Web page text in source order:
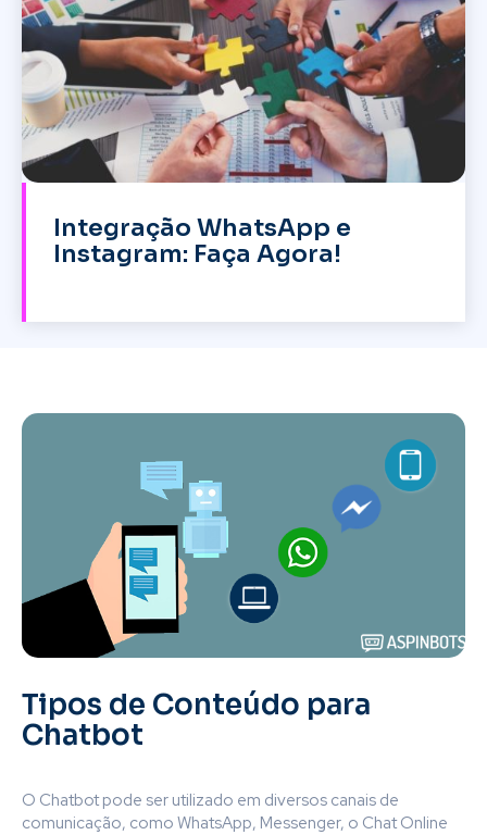
Integração WhatsApp e
Instagram: Faça Agora!
Tipos de Conteúdo para
Chatbot
O Chatbot pode ser utilizado em diversos canais de
comunicação, como WhatsApp, Messenger, o Chat Online